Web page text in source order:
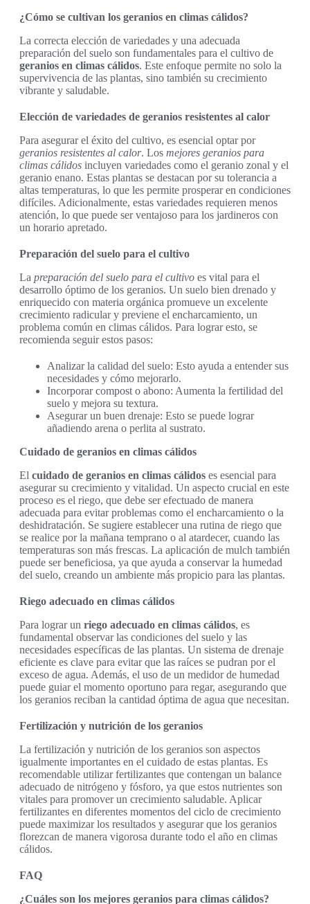
¿Cómo se cultivan los geranios en climas cálidos?
La correcta elección de variedades y una adecuada
preparación del suelo son fundamentales para el cultivo de
geranios en climas cálidos. Este enfoque permite no solo la
supervivencia de las plantas, sino también su crecimiento
vibrante y saludable.
Elección de variedades de geranios resistentes al calor
Para asegurar el éxito del cultivo, es esencial optar por
geranios resistentes al calor. Los mejores geranios para
climas cálidos incluyen variedades como el geranio zonal y el
geranio enano. Estas plantas se destacan por su tolerancia a
altas temperaturas, lo que les permite prosperar en condiciones
difíciles. Adicionalmente, estas variedades requieren menos
atención, lo que puede ser ventajoso para los jardineros con
un horario apretado.
Preparación del suelo para el cultivo
La preparación del suelo para el cultivo es vital para el
desarrollo óptimo de los geranios. Un suelo bien drenado y
enriquecido con materia orgánica promueve un excelente
crecimiento radicular y previene el encharcamiento, un
problema común en climas cálidos. Para lograr esto, se
recomienda seguir estos pasos:
Analizar la calidad del suelo: Esto ayuda a entender sus
necesidades y cómo mejorarlo.
Incorporar compost o abono: Aumenta la fertilidad del
suelo y mejora su textura.
Asegurar un buen drenaje: Esto se puede lograr
añadiendo arena o perlita al sustrato.
Cuidado de geranios en climas cálidos
El cuidado de geranios en climas cálidos es esencial para
asegurar su crecimiento y vitalidad. Un aspecto crucial en este
proceso es el riego, que debe ser efectuado de manera
adecuada para evitar problemas como el encharcamiento o la
deshidratación. Se sugiere establecer una rutina de riego que
se realice por la mañana temprano o al atardecer, cuando las
temperaturas son más frescas. La aplicación de mulch también
puede ser beneficiosa, ya que ayuda a conservar la humedad
del suelo, creando un ambiente más propicio para las plantas.
Riego adecuado en climas cálidos
Para lograr un riego adecuado en climas cálidos, es
fundamental observar las condiciones del suelo y las
necesidades específicas de las plantas. Un sistema de drenaje
eficiente es clave para evitar que las raíces se pudran por el
exceso de agua. Además, el uso de un medidor de humedad
puede guiar el momento oportuno para regar, asegurando que
los geranios reciban la cantidad óptima de agua que necesitan.
Fertilización y nutrición de los geranios
La fertilización y nutrición de los geranios son aspectos
igualmente importantes en el cuidado de estas plantas. Es
recomendable utilizar fertilizantes que contengan un balance
adecuado de nitrógeno y fósforo, ya que estos nutrientes son
vitales para promover un crecimiento saludable. Aplicar
fertilizantes en diferentes momentos del ciclo de crecimiento
puede maximizar los resultados y asegurar que los geranios
florezcan de manera vigorosa durante todo el año en climas
cálidos.
FAQ
¿Cuáles son los mejores geranios para climas cálidos?